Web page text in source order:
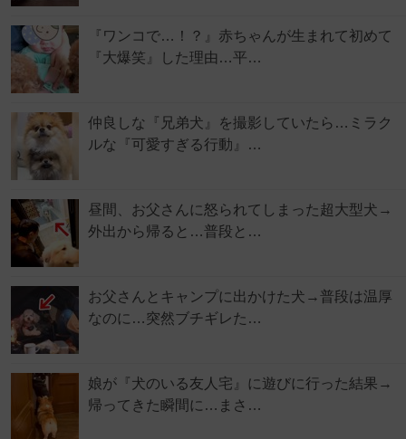
『ワンコで…！？』赤ちゃんが生まれて初めて
『大爆笑』した理由…平…
仲良しな『兄弟犬』を撮影していたら…ミラク
ルな『可愛すぎる行動』…
昼間、お父さんに怒られてしまった超大型犬→
外出から帰ると…普段と…
お父さんとキャンプに出かけた犬→普段は温厚
なのに…突然ブチギレた…
娘が『犬のいる友人宅』に遊びに行った結果→
帰ってきた瞬間に…まさ…